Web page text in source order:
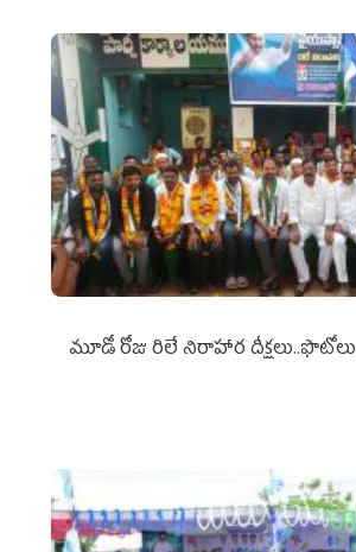
మూడో రోజు రిలే నిరాహార దీక్షలు..ఫొటోలు